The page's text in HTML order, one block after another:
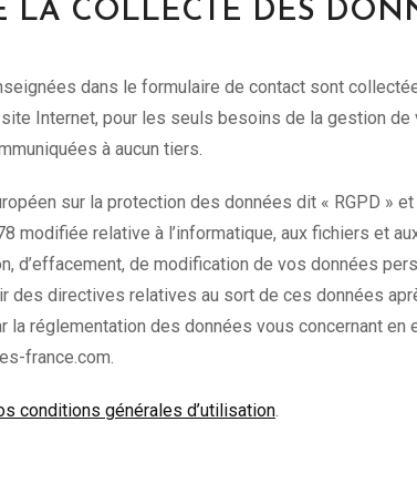
LA COLLECTE DES
dans le formulaire de contact sont
Internet, pour les seuls besoins de la gestion
à aucun tiers.
sur la protection des données dit « RGPD »
modifiée relative à l’informatique, aux fichiers et
d’effacement, de modification de vos données
des directives relatives au sort de ces données
réglementation des données vous concernant en
france.com.
conditions générales d’utilisation.